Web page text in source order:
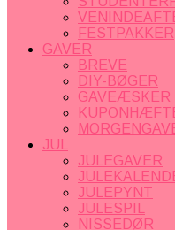
FESTPAKKER
GAVER
BREVE
DIY-BØGER
GAVEÆSKER
JUL
JULEGAVER
JULEPYNT
JULESPIL
NISSEDØR